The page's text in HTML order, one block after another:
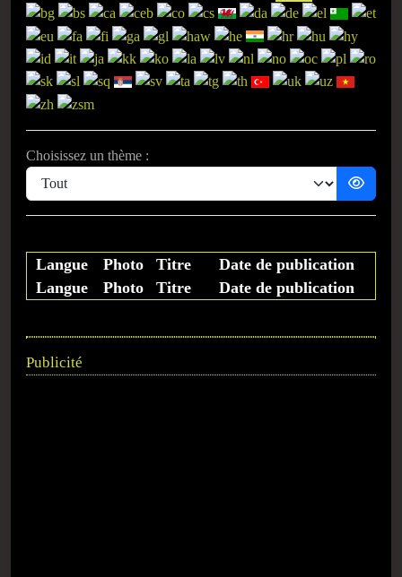
Choisissez un thème :
Langue Photo Titre
Date de publication
Langue
Photo Titre Date de publication
Publicité